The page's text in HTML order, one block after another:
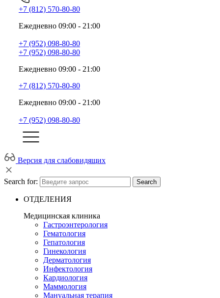
+7 (812) 570-80-80
Ежедневно 09:00 - 21:00
+7 (952) 098-80-80
+7 (952) 098-80-80
Ежедневно 09:00 - 21:00
+7 (812) 570-80-80
Ежедневно 09:00 - 21:00
+7 (952) 098-80-80
Версия для слабовидящих
Search for: Search
ОТДЕЛЕНИЯ
Медицинская клиника
Гастроэнтерология
Гематология
Гепатология
Гинекология
Дерматология
Инфектология
Кардиология
Маммология
Мануальная терапия